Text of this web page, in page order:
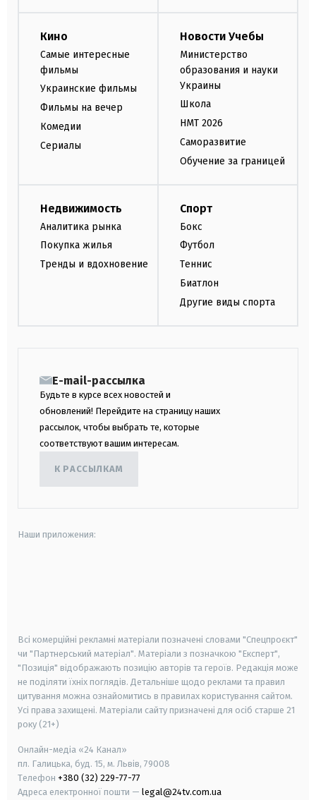
Кино
Самые интересные
фильмы
Украинские фильмы
Фильмы на вечер
Комедии
Сериалы
Новости Учебы
Министерство
образования и науки
Украины
Школа
НМТ 2026
Саморазвитие
Обучение за границей
Недвижимость
Аналитика рынка
Покупка жилья
Тренды и вдохновение
Спорт
Бокс
Футбол
Теннис
Биатлон
Другие виды спорта
E-mail-рассылка
Будьте в курсе всех новостей и
обновлений! Перейдите на страницу наших
рассылок, чтобы выбрать те, которые
соответствуют вашим интересам.
К РАССЫЛКАМ
Наши приложения:
Всі комерційні рекламні матеріали позначені словами "Спецпроєкт"
чи "Партнерський матеріал". Матеріали з позначкою "Експерт",
"Позиція" відображають позицію авторів та героїв. Редакція може
не поділяти їхніх поглядів. Детальніше щодо реклами та правил
цитування можна ознайомитись в правилах користування сайтом.
Усі права захищені. Матеріали сайту призначені для осіб старше 21
року (21+)
Онлайн-медіа «24 Канал»
пл. Галицька, буд. 15, м. Львів, 79008
Телефон +380 (32) 229-77-77
Адреса електронної пошти — legal@24tv.com.ua